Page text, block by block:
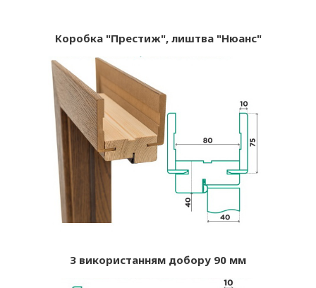
Коробка "Престиж", лиштва "Нюанс"
З використанням добору 90 мм